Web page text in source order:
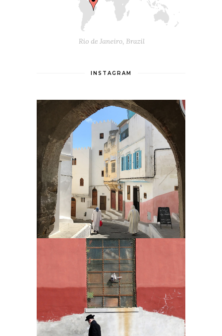
INSTAGRAM